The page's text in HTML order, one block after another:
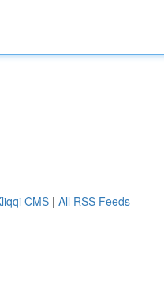
CMS | All RSS Feeds